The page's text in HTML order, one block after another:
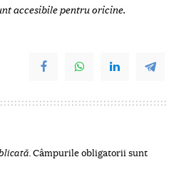
accesibile pentru oricine.
Câmpurile obligatorii sunt